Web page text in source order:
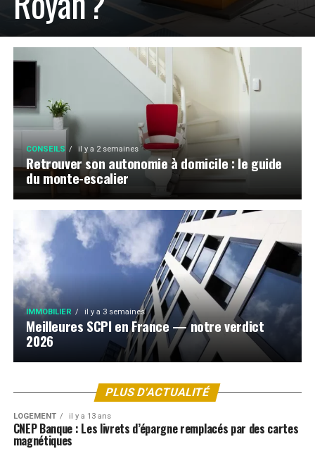
CONSEILS il y a 2 semaines
Retrouver son autonomie à domicile : le guide
du monte-escalier
IMMOBILIER il y a 3 semaines
Meilleures SCPI en France — notre verdict
2026
PLUS D'ACTUALITÉ
LOGEMENT il y a 13 ans
CNEP Banque : Les livrets d’épargne remplacés par des cartes
magnétiques